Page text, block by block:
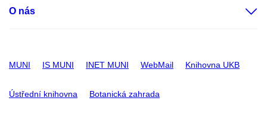
O nás
MUNI IS MUNI INET MUNI WebMail Knihovna UKB
Ústřední knihovna Botanická zahrada